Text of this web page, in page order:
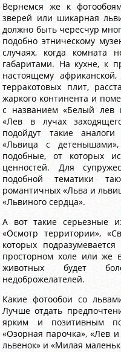
Вернемся же к
зверей или шикарная
должно быть чересчур
подобно этническому
случаях, когда комната
габаритами. На кухне, к
настоящему
терракотовых плит,
жаркого континента и
с названием «Белый лев
«Лев в лучах
подойдут такие
«Львица с
подобные, от которых
ценностей. Для
подобной тематики
романтичных «Льва и
«Львиного сердца».
А вот такие серьезные
«Осмотр территории»,
которых
просторном холе или же
животных будет
недоброжелателей.
Какие фотообои со
Лучше отдать
ярким и позитивным
«Озорная парочка», «Лев
львенок» и «Милая